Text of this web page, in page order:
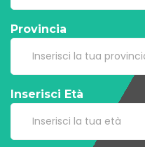
Provincia
Inserisci Età